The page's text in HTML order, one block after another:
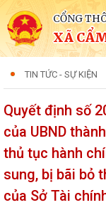
CỔNG
XÃ
TIN TỨC - SỰ KIỆN
Quyết định số
của UBND
thủ tục hành
sung, bị bãi bỏ
của Sở Tài